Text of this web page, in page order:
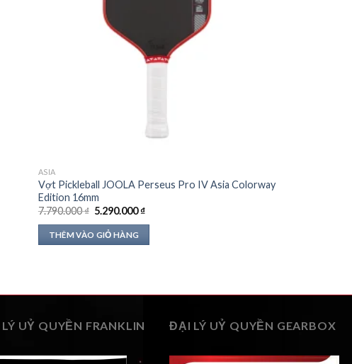
ASIA
Vợt Pickleball JOOLA Perseus Pro IV Asia Colorway
Edition 16mm
7.790.000₫ Giá
là:
7.790.000 ₫.
5.290.000₫Giá
THÊM VÀO GIỎ HÀNG
UỶ QUYỀN FRANKLIN ĐẠI LÝ UỶ QUYỀN GEARBOX